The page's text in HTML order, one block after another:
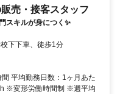
売・接客スタッフ
スキルが身につく✨
下下車、徒歩1分
平均勤務日数：1ヶ月あた
※変形労働時間制 ※週平均